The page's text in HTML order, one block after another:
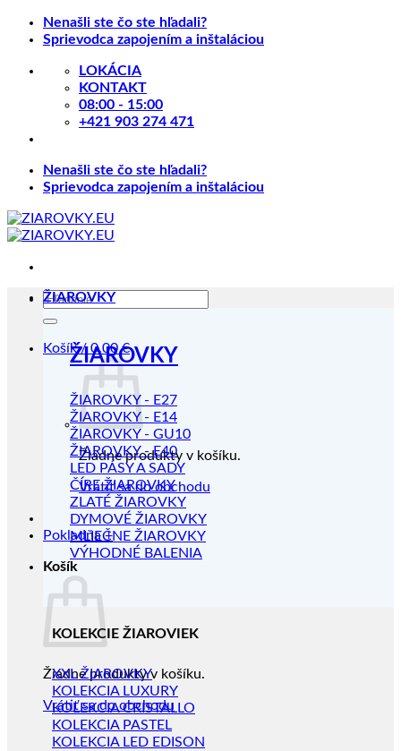
Skip
Nenašli ste čo ste hľadali?
Sprievodca zapojením a inštaláciou
LOKÁCIA
KONTAKT
08:00 - 15:00
+421 903 274 471
Nenašli ste čo ste hľadali?
Sprievodca zapojením a inštaláciou
Hľadať:
Košík /0.00€
Žiadne produkty v košíku.
Vrátiť sa do obchodu
Pokladňa +
Košík
Žiadne produkty v košíku.
Vrátiť sa do obchodu
ŽIAROVKY
ŽIAROVKY
ŽIAROVKY - E27
ŽIAROVKY - E14
ŽIAROVKY - GU10
ŽIAROVKY - E40
LED PÁSY A SADY
ČÍRE ŽIAROVKY
ZLATÉ ŽIAROVKY
DYMOVÉ ŽIAROVKY
MLIEČNE ŽIAROVKY
VÝHODNÉ BALENIA
KOLEKCIE ŽIAROVIEK
XXL ŽIAROVKY
KOLEKCIA LUXURY
KOLEKCIA CRISTALLO
KOLEKCIA PASTEL
KOLEKCIA LED EDISON